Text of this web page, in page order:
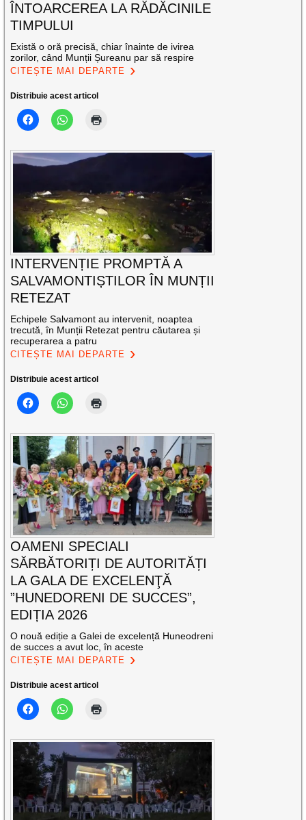
ÎNTOARCEREA LA RĂDĂCINILE
TIMPULUI
Există o oră precisă, chiar înainte de ivirea
zorilor, când Munții Șureanu par să respire
CITEȘTE MAI DEPARTE
Distribuie acest articol
INTERVENȚIE PROMPTĂ A
SALVAMONTIȘTILOR ÎN MUNȚII
RETEZAT
Echipele Salvamont au intervenit, noaptea
trecută, în Munții Retezat pentru căutarea și
recuperarea a patru
CITEȘTE MAI DEPARTE
Distribuie acest articol
OAMENI SPECIALI
SĂRBĂTORIȚI DE AUTORITĂȚI
LA GALA DE EXCELENŢĂ
”HUNEDORENI DE SUCCES”,
EDIȚIA 2026
O nouă ediție a Galei de excelență Huneodreni
de succes a avut loc, în aceste
CITEȘTE MAI DEPARTE
Distribuie acest articol